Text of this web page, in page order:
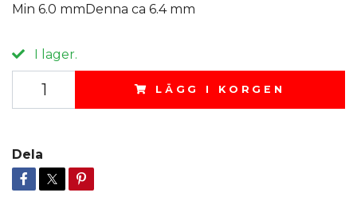
Min 6.0 mmDenna ca 6.4 mm
I lager.
LÄGG I KORGEN
Dela